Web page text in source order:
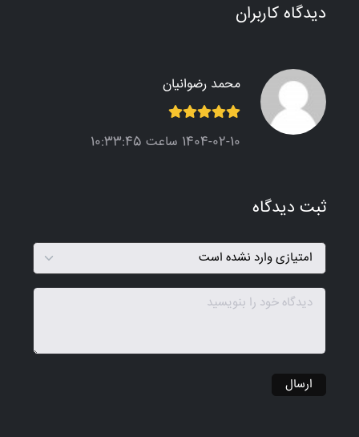
دیدگاه کاربران
محمد رضوانیان
1404-02-10 ساعت 10:33:45
ثبت دیدگاه
ارسال